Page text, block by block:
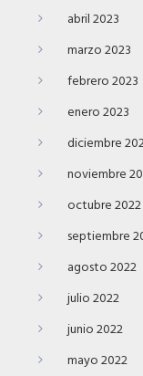
abril 2023
marzo 2023
febrero 2023
enero 2023
diciembre
noviembre
octubre 2022
septiembre
agosto 2022
julio 2022
junio 2022
mayo 2022